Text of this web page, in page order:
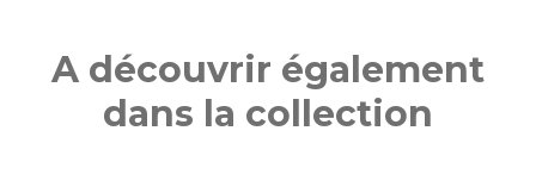
A découvrir également
dans la collection